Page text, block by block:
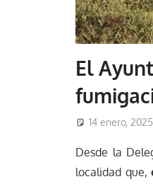
El
14 enero, 2025
Desde la
localidad que,